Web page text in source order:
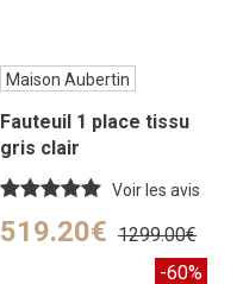
Maison Aubertin
Fauteuil 1 place tissu
gris clair
Voir les avis
519.20€ 1299.00€
-60%